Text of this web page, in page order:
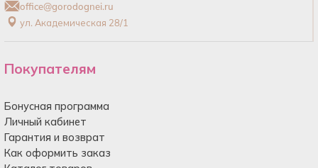
office@gorodognei.ru
ул. Академическая 28/1
Покупателям
Бонусная программа
Личный кабинет
Гарантия и возврат
Как оформить заказ